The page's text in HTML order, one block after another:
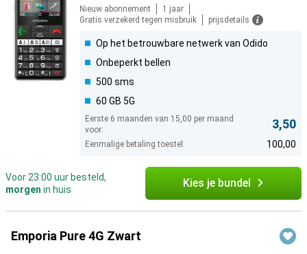
Nieuw abonnement
1 jaar
Gratis verzekerd tegen misbruik
prijsdetails
Op het betrouwbare netwerk van Odido
Onbeperkt bellen
500 sms
60 GB 5G
Eerste 6 maanden van 15,00 per maand
voor:
3,50
Eenmalige betaling toestel: 100,00
Voor 23:00 uur besteld,
morgen in huis Kies je bundel
Emporia Pure 4G Zwart